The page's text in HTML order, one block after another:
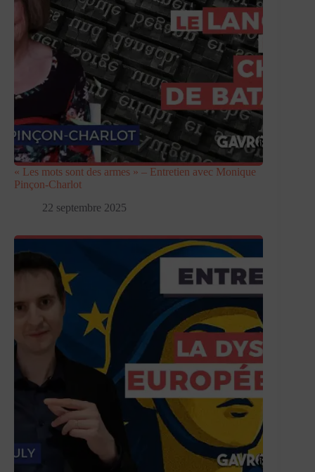
« Les mots sont des armes » – Entretien avec Monique
Pinçon-Charlot
22 septembre 2025